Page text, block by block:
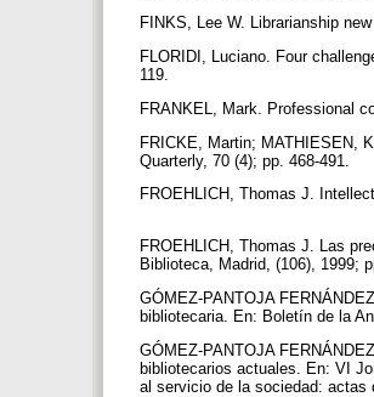
FINKS, Lee W. Librarianship
FLORIDI, Luciano. Four
119.
FRANKEL, Mark. Professional
FRICKE, Martin; MATHIESEN,
Quarterly, 70 (4); pp. 468-491.
FROEHLICH, Thomas J.
FROEHLICH, Thomas J. Las
Biblioteca, Madrid, (106), 1999;
GÓMEZ-PANTOJA
bibliotecaria. En: Boletín de la
GÓMEZ-PANTOJA
bibliotecarios actuales. En: VI
al servicio de la sociedad: